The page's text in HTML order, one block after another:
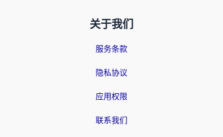
关于我们
服务条款
隐私协议
应用权限
联系我们